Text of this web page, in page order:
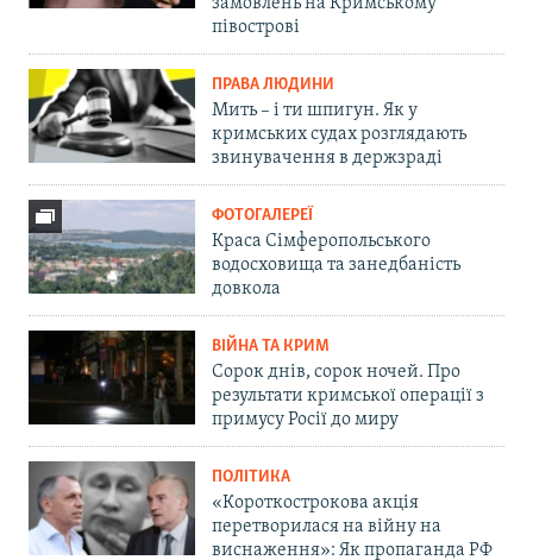
замовлень на Кримському
півострові
ПРАВА ЛЮДИНИ
Мить – і ти шпигун. Як у
кримських судах розглядають
звинувачення в держзраді
ФОТОГАЛЕРЕЇ
Краса Сімферопольського
водосховища та занедбаність
довкола
ВІЙНА ТА КРИМ
Сорок днів, сорок ночей. Про
результати кримської операції з
примусу Росії до миру
ПОЛІТИКА
«Короткострокова акція
перетворилася на війну на
виснаження»: Як пропаганда РФ